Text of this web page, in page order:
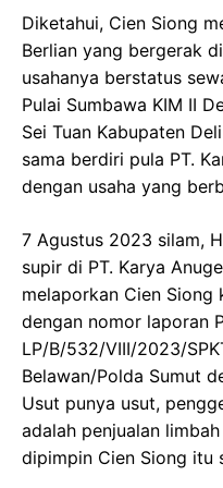
Diketahui, Cien Siong
Berlian yang bergerak
usahanya berstatus
Pulai Sumbawa KIM II
Sei Tuan Kabupaten
sama berdiri pula PT.
dengan usaha yang
7 Agustus 2023 silam,
supir di PT. Karya
melaporkan Cien Siong
dengan nomor laporan
LP/B/532/VIII/2023/
Belawan/Polda Sumut
Usut punya usut,
adalah penjualan
dipimpin Cien Siong itu